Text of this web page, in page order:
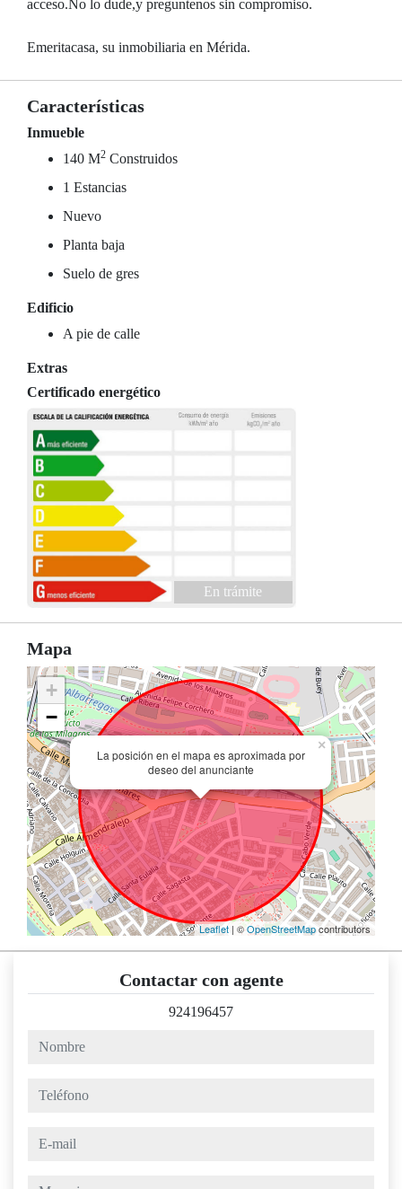
acceso.No lo dude,y preguntenos sin compromiso.
Emeritacasa, su inmobiliaria en Mérida.
Características
Inmueble
140 M2 Construidos
1 Estancias
Nuevo
Planta baja
Suelo de gres
Edificio
A pie de calle
Extras
Certificado energético
En trámite
Mapa
La posición en el mapa es aproximada por
deseo del anunciante
×
+
−
Leaflet | ©OpenStreetMapcontributors
Contactar con agente
924196457
nombre
teléfono
e-mail
mensaje